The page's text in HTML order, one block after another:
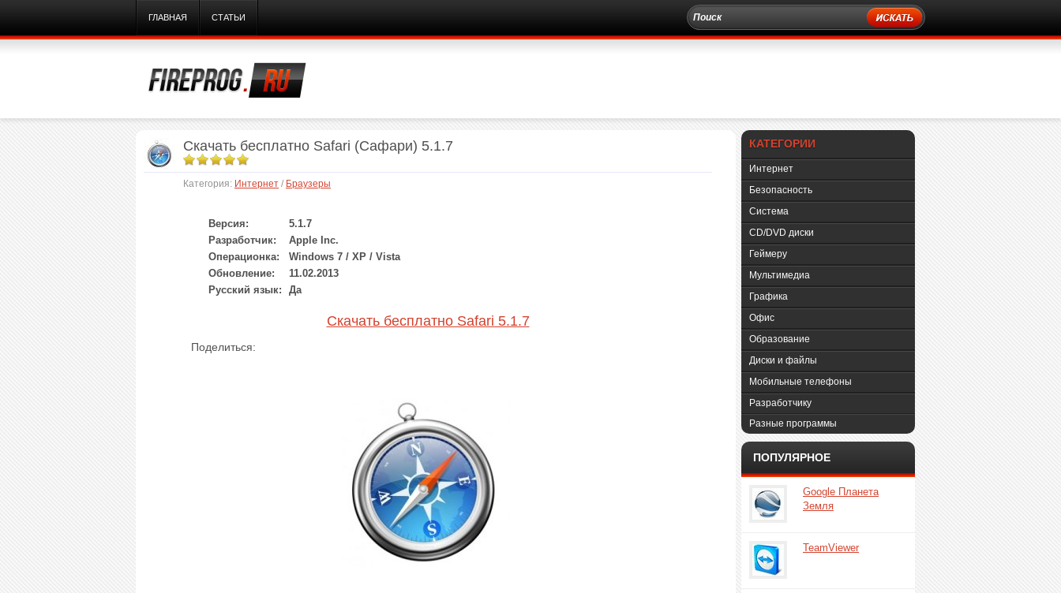
ГЛАВНАЯ СТАТЬИ
Скачать бесплатно Safari (Сафари) 5.1.7
Категория: Интернет / Браузеры
Версия:
5.1.7
Разработчик:
Apple Inc.
Операционка:
Windows 7 / XP / Vista
Обновление:
11.02.2013
Русский язык:
Да
Скачать бесплатно Safari 5.1.7
Поделиться:
КАТЕГОРИИ
Интернет
Безопасность
Система
CD/DVD диски
Геймеру
Мультимедиа
Графика
Офис
Образование
Диски и файлы
Мобильные телефоны
Разработчику
Разные программы
ПОПУЛЯРНОЕ
Google Планета
Земля
TeamViewer